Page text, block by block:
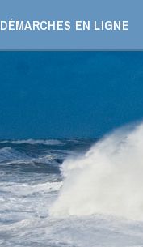
DÉMARCHES EN LIGNE